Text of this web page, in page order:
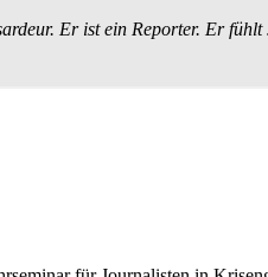
Er ist ein Reporter. Er